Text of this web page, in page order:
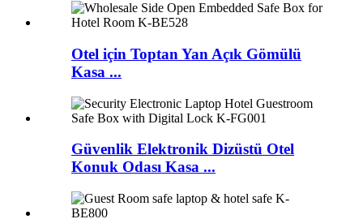
Otel için Toptan Yan Açık Gömülü
Kasa ...
Güvenlik Elektronik Dizüstü Otel
Konuk Odası Kasa ...